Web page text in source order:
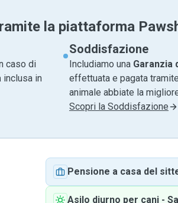
la piattaforma
caso di
inclusa in
Soddisfazione
Includiamo una Garanzia
effettuata e pagata
animale abbiate la
Scopri la Soddisfazione
Pensione a casa del
Asilo diurno per cani -